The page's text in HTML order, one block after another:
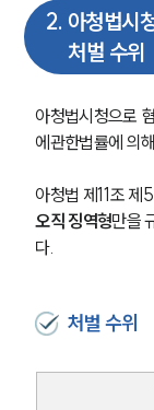
2. 아청법시
처벌 수위
아청법시청으로
에관한법률에 의
아청법 제11조 제
오직 징역형만을
다.
처벌 수위